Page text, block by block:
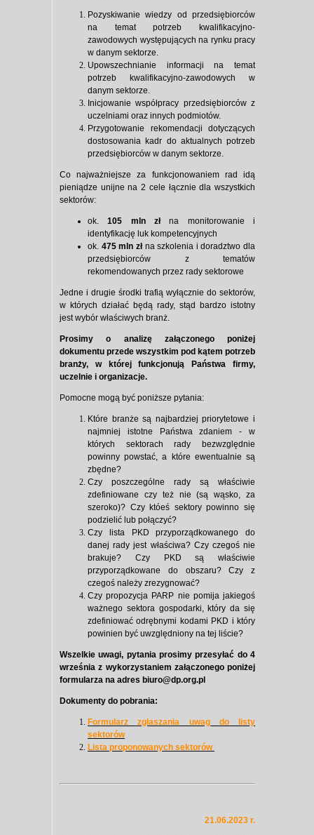
Pozyskiwanie wiedzy od przedsiębiorców
na temat potrzeb kwalifikacyjno-
zawodowych występujących na rynku pracy
w danym sektorze.
Upowszechnianie informacji na temat
potrzeb kwalifikacyjno-zawodowych w
danym sektorze.
Inicjowanie współpracy przedsiębiorców z
uczelniami oraz innych podmiotów.
Przygotowanie rekomendacji dotyczących
dostosowania kadr do aktualnych potrzeb
przedsiębiorców w danym sektorze.
Co najważniejsze za funkcjonowaniem rad idą
pieniądze unijne na 2 cele łącznie dla wszystkich
sektorów:
ok.105 mln złna monitorowanie i
identyfikację luk kompetencyjnych
ok. 475 mln złna szkolenia i doradztwo dla
przedsiębiorców z tematów
rekomendowanych przez rady sektorowe
Jedne i drugie środki trafią wyłącznie do sektorów,
w których działać będą rady, stąd bardzo istotny
jest wybór właściwych branż.
Prosimy o analizę załączonego poniżej
dokumentu przede wszystkim pod kątem potrzeb
branży, w której funkcjonują Państwa firmy,
uczelnie i organizacje.
Pomocne mogą być poniższe pytania:
Które branże są najbardziej priorytetowe i
najmniej istotne Państwa zdaniem - w
których sektorach rady bezwzględnie
powinny powstać, a które ewentualnie są
zbędne?
Czy poszczególne rady są właściwie
zdefiniowane czy też nie (są wąsko, za
szeroko)? Czy któeś sektory powinno się
podzielić lub połączyć?
Czy lista PKD przyporządkowanego do
danej rady jest właściwa? Czy czegoś nie
brakuje? Czy PKD są właściwie
przyporządkowane do obszaru? Czy z
czegoś należy zrezygnować?
Czy propozycja PARP nie pomija jakiegoś
ważnego sektora gospodarki, który da się
zdefiniować odrębnymi kodami PKD i który
powinien być uwzględniony na tej liście?
Wszelkie uwagi, pytania prosimy przesyłać do 4
września z wykorzystaniem załączonego poniżej
formularza na adres biuro@dp.org.pl
Dokumenty do pobrania:
​Formularz zgłaszania uwag do listy
sektorów
Lista proponowanych sektorów
21.06.2023 r.